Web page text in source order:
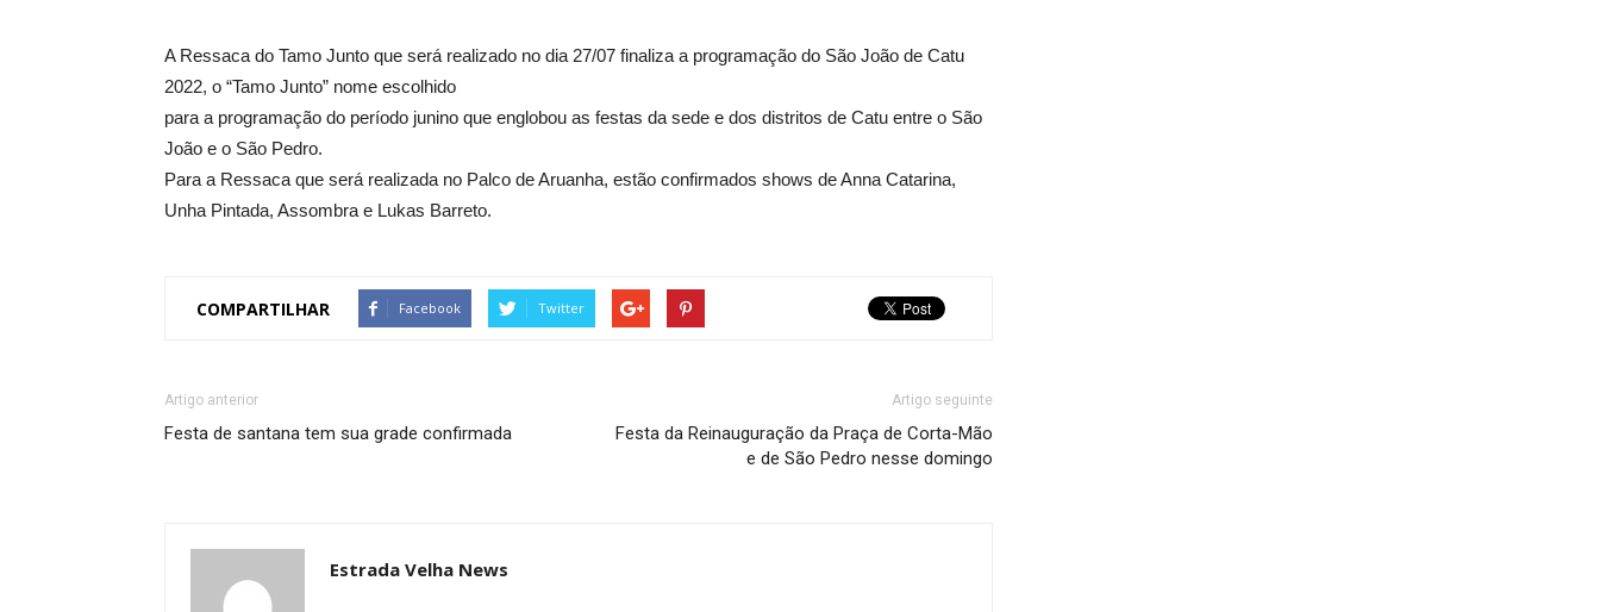
A Ressaca do Tamo Junto que será realizado no dia 27/07 finaliza a programação do São João de Catu
2022, o “Tamo Junto” nome escolhido
para a programação do período junino que englobou as festas da sede e dos distritos de Catu entre o São
João e o São Pedro.
Para a Ressaca que será realizada no Palco de Aruanha, estão confirmados shows de Anna Catarina,
Unha Pintada, Assombra e Lukas Barreto.
COMPARTILHAR Facebook Twitter
Artigo anterior
Festa de santana tem sua grade confirmada
Artigo seguinte
Festa da Reinauguração da Praça de Corta-Mão
e de São Pedro nesse domingo
Estrada Velha News